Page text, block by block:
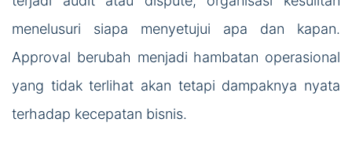
menelusuri siapa menyetujui apa dan kapan.
Approval berubah menjadi hambatan operasional
yang tidak terlihat akan tetapi dampaknya nyata
terhadap kecepatan bisnis.